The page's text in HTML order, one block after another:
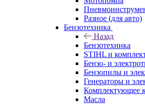
Разное (для авто)
Бензотехника
Назад
Бензотехника
STIHL и
Бензо- и
Бензопилы и
Генераторы и
Комплектующее
Масла